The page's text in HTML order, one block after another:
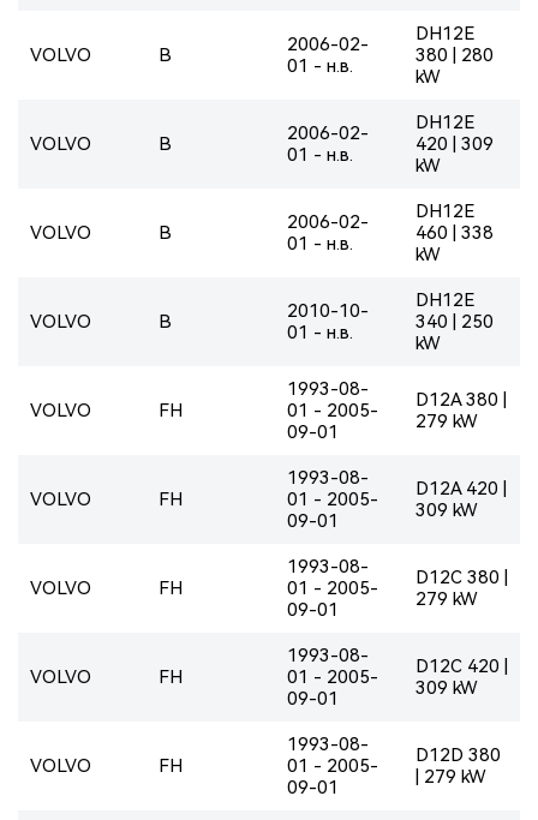
VOLVO B
2006-02-
01 - н.в.
DH12E
380 | 280
kW
VOLVO B
2006-02-
01 - н.в.
DH12E
420 | 309
kW
VOLVO B
2006-02-
01 - н.в.
DH12E
460 | 338
kW
VOLVO B
2010-10-
01 - н.в.
DH12E
340 | 250
kW
VOLVO FH
1993-08-
01 - 2005-
09-01
D12A 380 |
279 kW
VOLVO FH
1993-08-
01 - 2005-
09-01
D12A 420 |
309 kW
VOLVO FH
1993-08-
01 - 2005-
09-01
D12C 380 |
279 kW
VOLVO FH
1993-08-
01 - 2005-
09-01
D12C 420 |
309 kW
VOLVO FH
1993-08-
01 - 2005-
09-01
D12D 380
| 279 kW